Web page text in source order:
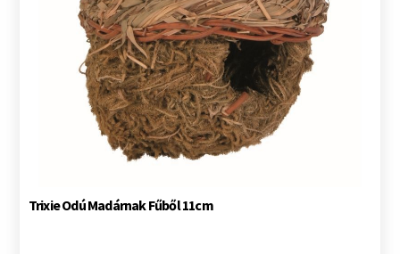
Trixie Odú Madárnak Fűből 11cm